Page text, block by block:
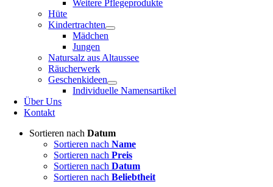
Weitere Pflegeprodukte
Hüte
Kindertrachten
Mädchen
Jungen
Natursalz aus Altaussee
Räucherwerk
Geschenkideen
Individuelle Namensartikel
Über Uns
Kontakt
Sortieren nach Datum
Sortieren nach Name
Sortieren nach Preis
Sortieren nach Datum
Sortieren nach Beliebtheit